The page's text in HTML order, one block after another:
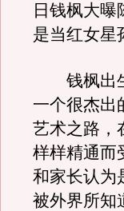
日钱枫大曝
是当红女星
钱枫出生
一个很杰出
艺术之路，
样样精通而
和家长认为
被外界所知